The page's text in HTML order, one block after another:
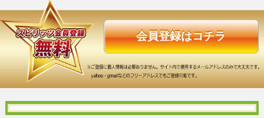
会員登録はコチラ